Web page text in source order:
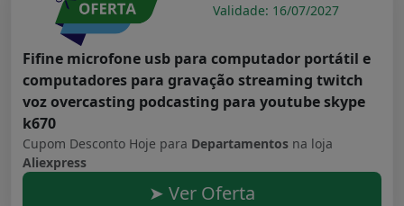
Validade: 16/07/2027
Fifine microfone usb para computador portátil e
computadores para gravação streaming twitch
voz overcasting podcasting para youtube skype
k670
Cupom Desconto Hoje para Departamentos na loja
Aliexpress
➤ Ver Oferta